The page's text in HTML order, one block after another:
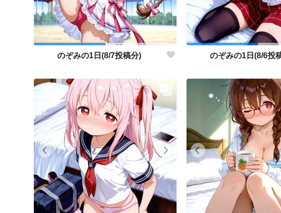
のぞみの1日(8/7投稿分) のぞみの1日(8/6投